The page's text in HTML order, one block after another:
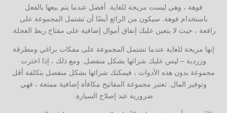
فوهة ، وهي ليست مريحة للغاية. أفضل عندما يتم بيعها بالفعل
باستخدام فوهة. سيكون من الرائع أيضًا أن تشتمل المجموعة على
رافعة ، حيث لا يتعين عليك إنفاق أموال إضافية على مفتاح ربط العجلة.
إنها مريحة للغاية عندما تشتمل المجموعة على مفكات براغي ومطرقة
وزردية – ليس عليك شرائها بشكل منفصل. ومع ذلك ، إذا اخترت
مجموعة بدون هذه الأدوات ، فيمكنك شرائها بشكل منفصل بتكلفة أقل
وتوفير المال. تعتبر مجموعة المفاتيح مكافأة إضافية ممتعة ، فهي
ضرورية عند إصلاح السيارة.